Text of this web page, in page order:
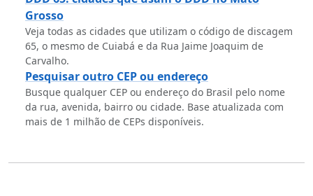
Grosso
Veja todas as cidades que utilizam o código de discagem
65, o mesmo de Cuiabá e da Rua Jaime Joaquim de
Carvalho.
Pesquisar outro CEP ou endereço
Busque qualquer CEP ou endereço do Brasil pelo nome
da rua, avenida, bairro ou cidade. Base atualizada com
mais de 1 milhão de CEPs disponíveis.